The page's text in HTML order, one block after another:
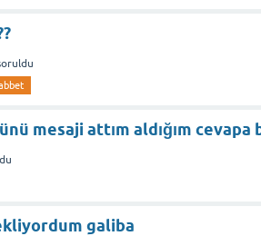
mesaji attım aldığım cevapa
galiba